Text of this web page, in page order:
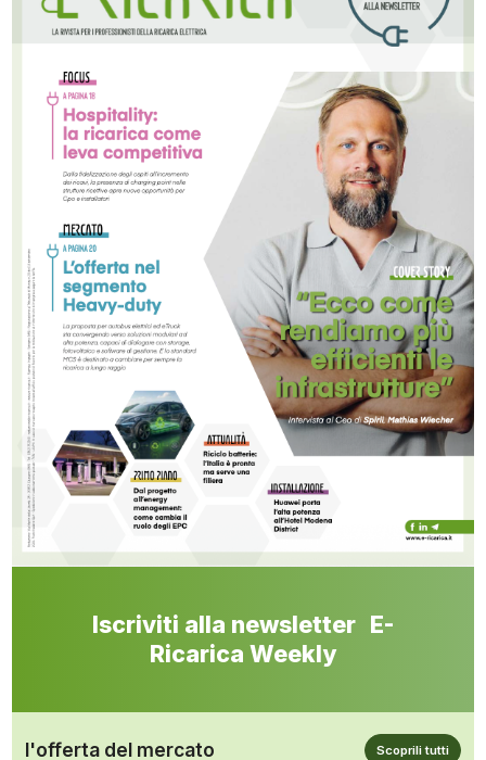
Iscriviti alla newsletter E-
Ricarica Weekly
l'offerta del mercato Scoprili tutti